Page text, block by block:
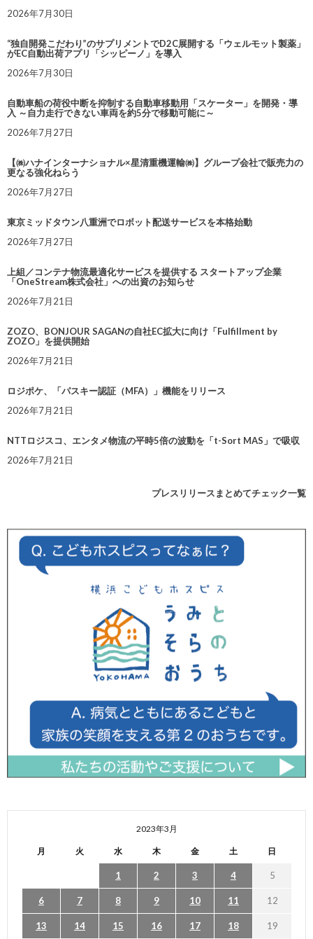
2026年7月30日
“独自開発こだわり”のサプリメントでD2C展開する「ウェルモット製薬」
がEC自動出荷アプリ「シッピーノ」を導入
2026年7月30日
自動車船の荷役中断を抑制する自動車移動用「スケーター」を開発・導
入 ～自力走行できない車両を約5分で移動可能に～
2026年7月27日
【㈱ハナインターナショナル×星清重機運輸㈱】グループ会社で販売力の
更なる強化ねらう
2026年7月27日
東京ミッドタウン八重洲でロボット配送サービスを本格始動
2026年7月27日
上組／コンテナ物流最適化サービスを提供する スタートアップ企業
「OneStream株式会社」への出資のお知らせ
2026年7月21日
ZOZO、BONJOUR SAGANの自社EC拡大に向け「Fulfillment by
ZOZO」を提供開始
2026年7月21日
ロジポケ、「パスキー認証（MFA）」機能をリリース
2026年7月21日
NTTロジスコ、エンタメ物流の平時5倍の波動を「t-Sort MAS」で吸収
2026年7月21日
プレスリリースまとめてチェック一覧
2023年3月
月 火 水 木 金 土 日
1 2 3 4 5
6 7 8 9 10 11 12
13 14 15 16 17 18 19